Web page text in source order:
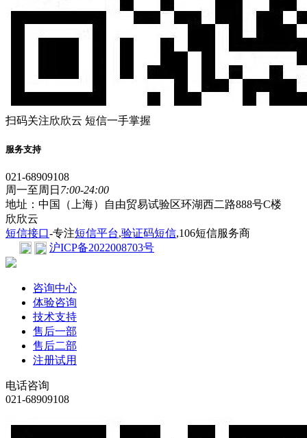
扫码关注欣欣云 短信一手掌握
服务支持
021-68909108
周一至周日 7:00-24:00
地址：中国（上海）自由贸易试验区环湖西二路888号C楼
欣欣云
短信接口-专注短信平台,验证码短信,106短信服务商
沪ICP备2022008703号
咨询中心
体验咨询
技术支持
售后一部
售后二部
注册试用
电话咨询
021-68909108